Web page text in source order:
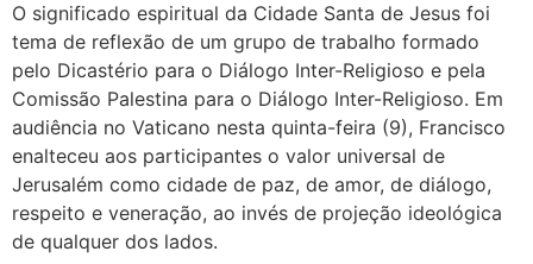
O significado espiritual da Cidade Santa de Jesus foi
tema de reflexão de um grupo de trabalho formado
pelo Dicastério para o Diálogo Inter-Religioso e pela
Comissão Palestina para o Diálogo Inter-Religioso. Em
audiência no Vaticano nesta quinta-feira (9), Francisco
enalteceu aos participantes o valor universal de
Jerusalém como cidade de paz, de amor, de diálogo,
respeito e veneração, ao invés de projeção ideológica
de qualquer dos lados.